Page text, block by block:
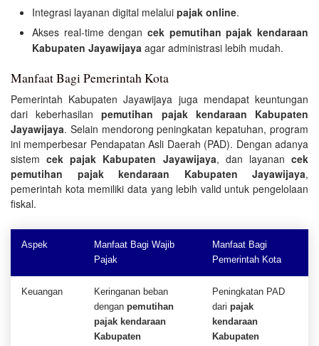
Integrasi layanan digital melalui pajak online.
Akses real-time dengan cek pemutihan pajak kendaraan
Kabupaten Jayawijaya agar administrasi lebih mudah.
Manfaat Bagi Pemerintah Kota
Pemerintah Kabupaten Jayawijaya juga mendapat keuntungan
dari keberhasilanpemutihan pajak kendaraan Kabupaten
Jayawijaya. Selain mendorong peningkatan kepatuhan, program
ini memperbesar Pendapatan Asli Daerah (PAD). Dengan adanya
sistemcek pajak Kabupaten Jayawijaya, dan layanancek
pemutihan pajak kendaraan Kabupaten Jayawijaya,
pemerintah kota memiliki data yang lebih valid untuk pengelolaan
fiskal.
Aspek
Manfaat Bagi Wajib
Pajak
Manfaat Bagi
Pemerintah Kota
Keuangan
Keringanan beban
dengan pemutihan
pajak kendaraan
Kabupaten
Peningkatan PAD
dari pajak
kendaraan
Kabupaten